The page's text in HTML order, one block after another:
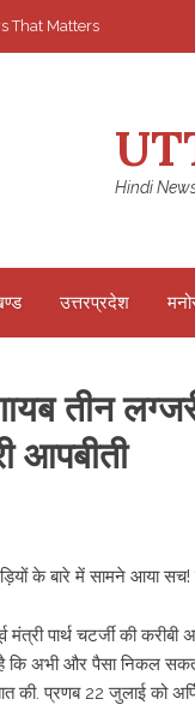
That Matters
Hindi
उत्तरप्रदेश
गायब तीन
आपबीती
के बारे में सामने आया
पार्थ चटर्जी की करीबी
है कि अभी और पैसा निकल
प्रणब 22 जुलाई को